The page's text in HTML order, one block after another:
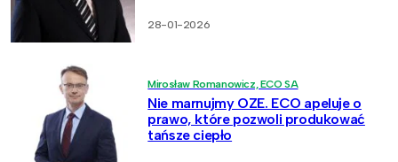
28-01-2026
Mirosław Romanowicz, ECO SA
Nie marnujmy OZE. ECO apeluje o
prawo, które pozwoli produkować
tańsze ciepło